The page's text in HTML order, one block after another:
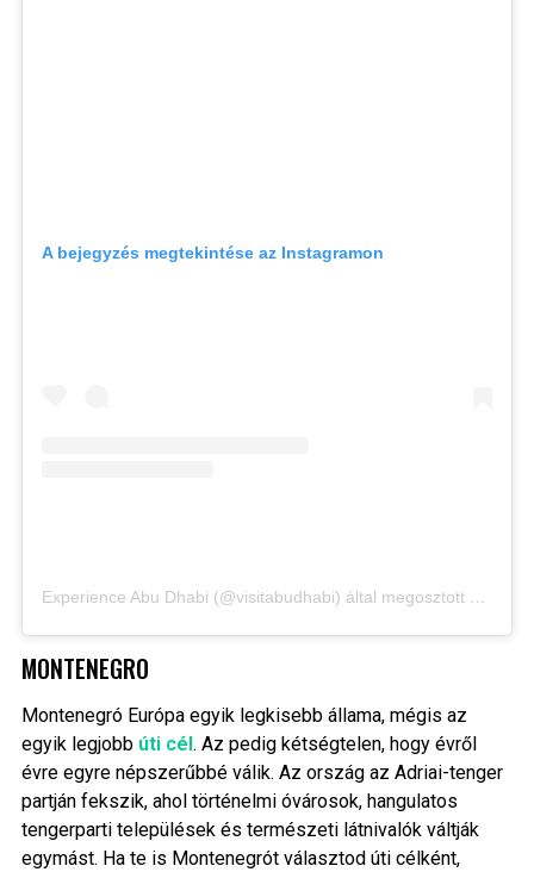
A bejegyzés megtekintése az Instagramon
Experience Abu Dhabi (@visitabudhabi) által megosztott bejegyzés
MONTENEGRO
Montenegró Európa egyik legkisebb állama, mégis az
egyik legjobb úti cél . Az pedig kétségtelen, hogy évről
évre egyre népszerűbbé válik. Az ország az Adriai-tenger
partján fekszik, ahol történelmi óvárosok, hangulatos
tengerparti települések és természeti látnivalók váltják
egymást. Ha te is Montenegrót választod úti célként,